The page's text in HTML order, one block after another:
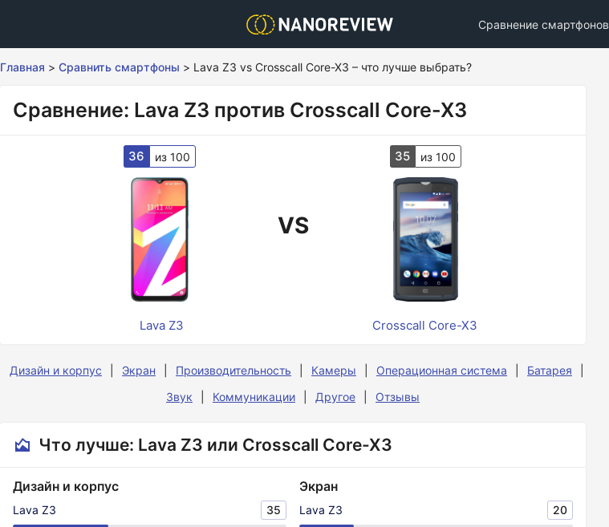
Сравнение смартфонов
Главная > Сравнить смартфоны > Lava Z3 vs Crosscall Core-X3 – что лучше выбрать?
Сравнение: Lava Z3 против Crosscall Core-X3
36 из 100
VS
35 из 100
Lava Z3 Crosscall Core-X3
Дизайн и корпус Экран Производительность Камеры Операционная система
Батарея
Звук
Коммуникации Другое Отзывы
Что лучше: Lava Z3 или Crosscall Core-X3
Дизайн и корпус
Lava Z3 35
Экран
Lava Z3 20